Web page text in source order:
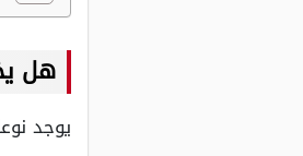
هل
يوجد